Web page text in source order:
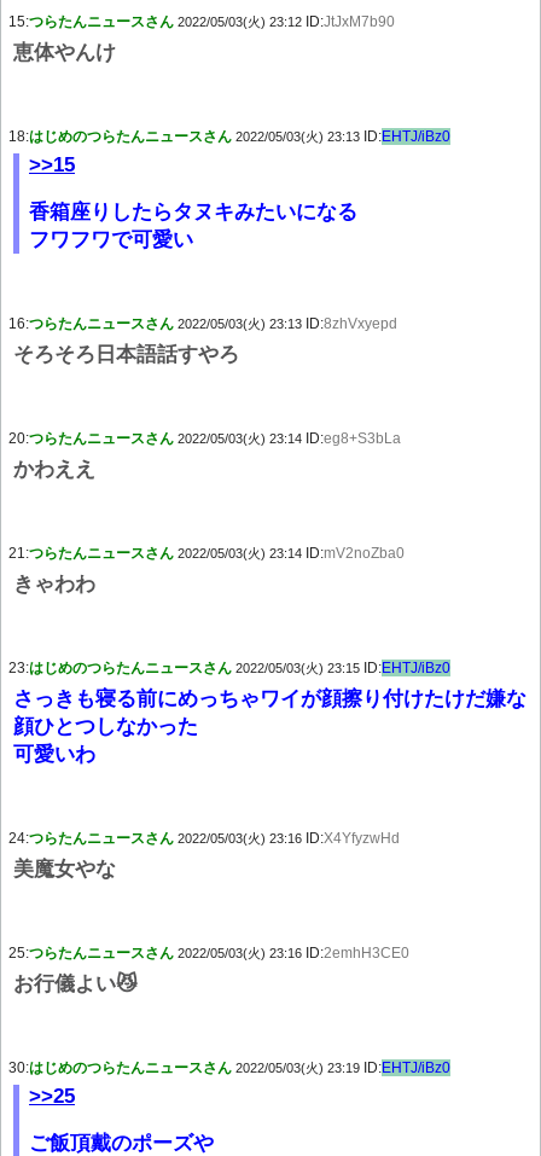
15:つらたんニュースさん 2022/05/03(火) 23:12 ID:JtJxM7b90
恵体やんけ
18:はじめのつらたんニュースさん 2022/05/03(火) 23:13 ID:EHTJ/iBz0
>>15
香箱座りしたらタヌキみたいになる
フワフワで可愛い
16:つらたんニュースさん 2022/05/03(火) 23:13 ID:8zhVxyepd
そろそろ日本語話すやろ
20:つらたんニュースさん 2022/05/03(火) 23:14 ID:eg8+S3bLa
かわええ
21:つらたんニュースさん 2022/05/03(火) 23:14 ID:mV2noZba0
きゃわわ
23:はじめのつらたんニュースさん 2022/05/03(火) 23:15 ID:EHTJ/iBz0
さっきも寝る前にめっちゃワイが顔擦り付けたけだ嫌な
顔ひとつしなかった
可愛いわ
24:つらたんニュースさん 2022/05/03(火) 23:16 ID:X4YfyzwHd
美魔女やな
25:つらたんニュースさん 2022/05/03(火) 23:16 ID:2emhH3CE0
お行儀よい😼
30:はじめのつらたんニュースさん 2022/05/03(火) 23:19 ID:EHTJ/iBz0
>>25
ご飯頂戴のポーズや